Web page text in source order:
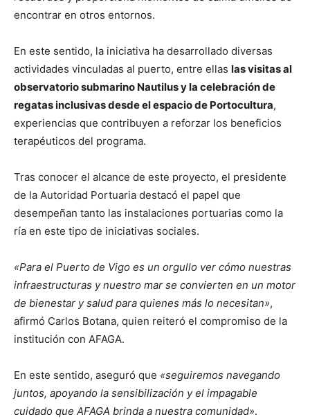
encontrar en otros entornos.
En este sentido, la iniciativa ha desarrollado diversas
actividades vinculadas al puerto, entre ellas las visitas al
observatorio submarino Nautilus y la celebración de
regatas inclusivas desde el espacio de Portocultura,
experiencias que contribuyen a reforzar los beneficios
terapéuticos del programa.
Tras conocer el alcance de este proyecto, el presidente
de la Autoridad Portuaria destacó el papel que
desempeñan tanto las instalaciones portuarias como la
ría en este tipo de iniciativas sociales.
«Para el Puerto de Vigo es un orgullo ver cómo nuestras
infraestructuras y nuestro mar se convierten en un motor
de bienestar y salud para quienes más lo necesitan»,
afirmó Carlos Botana, quien reiteró el compromiso de la
institución con AFAGA.
En este sentido, aseguró que «seguiremos navegando
juntos, apoyando la sensibilización y el impagable
cuidado que AFAGA brinda a nuestra comunidad».